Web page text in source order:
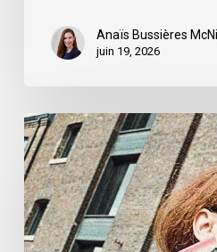
Québec
Anaïs Bussières
juin 19, 2026
L’ACLC
se
joint
à
la
déclaration